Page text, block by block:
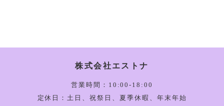
2026/03/05
株式会社エストナ
営業時間：10:00-18:00
定休日：土日、祝祭日、夏季休暇、年末年始